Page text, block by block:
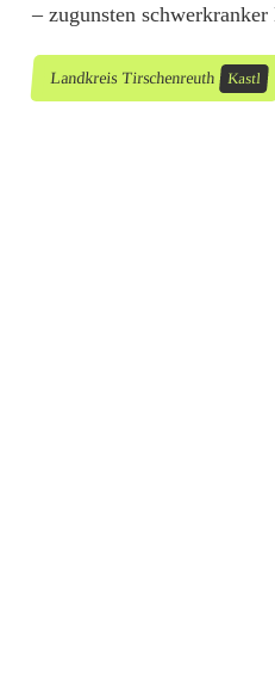
e
r
S
– zugunsten
Landkreis Tirschenreuth Kastl